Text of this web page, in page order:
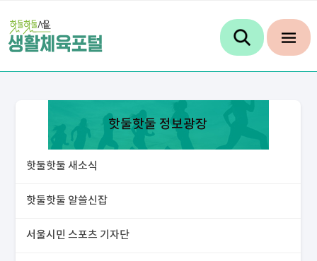
핫둘핫둘 정보광장
핫둘핫둘 새소식
핫둘핫둘 알쓸신잡
서울시민 스포츠 기자단